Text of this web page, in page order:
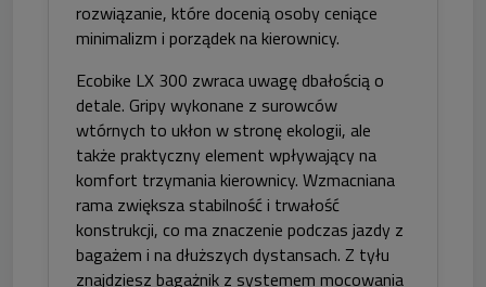
rozwiązanie, które docenią osoby ceniące
minimalizm i porządek na kierownicy.
Ecobike LX 300 zwraca uwagę dbałością o
detale. Gripy wykonane z surowców
wtórnych to ukłon w stronę ekologii, ale
także praktyczny element wpływający na
komfort trzymania kierownicy. Wzmacniana
rama zwiększa stabilność i trwałość
konstrukcji, co ma znaczenie podczas jazdy z
bagażem i na dłuższych dystansach. Z tyłu
znajdziesz bagażnik z systemem mocowania